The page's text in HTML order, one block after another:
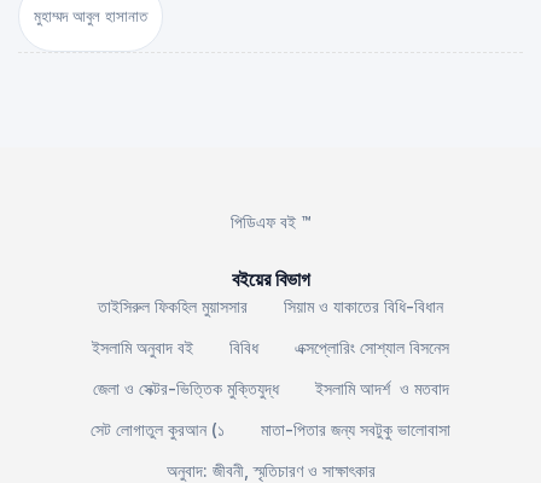
মুহাম্মদ আবুল হাসানাত
পিডিএফ বই ™
বইয়ের বিভাগ
তাইসিরুল ফিকহিল মুয়াসসার
সিয়াম ও যাকাতের বিধি-বিধান
ইসলামি অনুবাদ বই
বিবিধ
এক্সপ্লোরিং সোশ্যাল বিসনেস
জেলা ও সেক্টর-ভিত্তিক মুক্তিযুদ্ধ
ইসলামি আদর্শ ও মতবাদ
সেট লোগাতুল কুরআন (১
মাতা-পিতার জন্য সবটুকু ভালোবাসা
অনুবাদ: জীবনী, স্মৃতিচারণ ও সাক্ষাৎকার